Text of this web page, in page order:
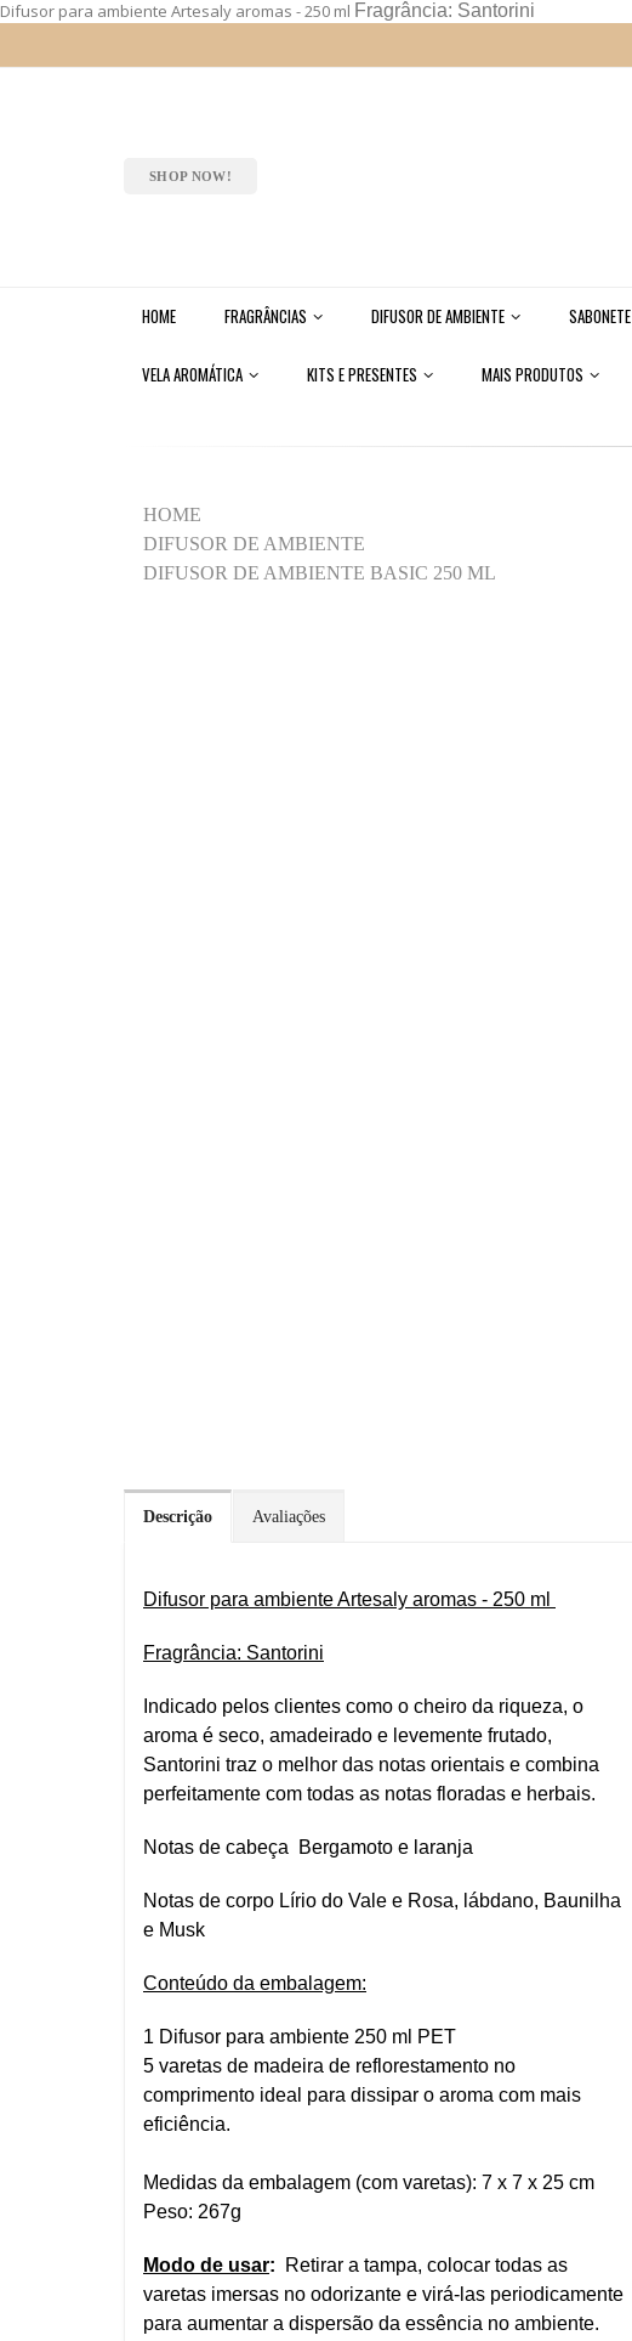
Difusor para ambiente Artesaly aromas - 250 ml Fragrância: Santorini
SHOP NOW!
HOME FRAGRÂNCIAS DIFUSOR DE AMBIENTE SABONETE
VELA AROMÁTICA KITS E PRESENTES MAIS PRODUTOS
HOME
DIFUSOR DE AMBIENTE
DIFUSOR DE AMBIENTE BASIC 250 ML
Descrição Avaliações
Difusor para ambiente Artesaly aromas - 250 ml
Fragrância: Santorini
Indicado pelos clientes como o cheiro da riqueza, o
aroma é seco, amadeirado e levemente frutado,
Santorini traz o melhor das notas orientais e combina
perfeitamente com todas as notas floradas e herbais.
Notas de cabeça Bergamoto e laranja
Notas de corpo Lírio do Vale e Rosa, lábdano, Baunilha
e Musk
Conteúdo da embalagem:
1 Difusor para ambiente 250 ml PET
5 varetas de madeira de reflorestamento no
comprimento ideal para dissipar o aroma com mais
eficiência.
Medidas da embalagem (com varetas): 7 x 7 x 25 cm
Peso: 267g
Modo de usar:
Retirar a tampa, colocar todas as
varetas imersas no odorizante e virá-las periodicamente
para aumentar a dispersão da essência no ambiente.